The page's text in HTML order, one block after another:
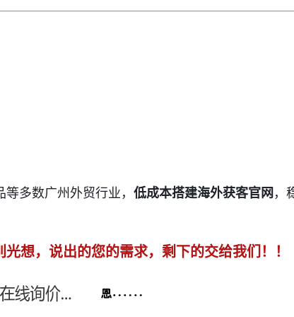
多数广州外贸行业， 低成本搭建海外获客官网，
想，说出的您的需求，剩下的交给我们！！